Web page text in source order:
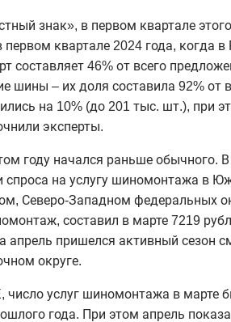
знак», в первом квартале
квартале 2024 года, когда
составляет 46% от всего
шины – их доля составила 92% от
на 10% (до 201 тыс. шт.), при
эксперты.
году начался раньше обычного.
на услугу шиномонтажа в
Северо-Западном федеральных
, составил в марте 7219
апрель пришелся активный сезон
округе.
число услуг шиномонтажа в марте
года. При этом апрель